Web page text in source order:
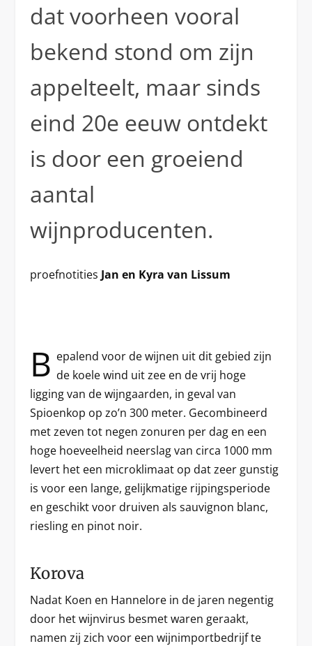
dat voorheen vooral
bekend stond om zijn
appelteelt, maar sinds
eind 20e eeuw ontdekt
is door een groeiend
aantal
wijnproducenten.
proefnotities Jan en Kyra van Lissum
B epalend voor de wijnen uit dit gebied zijn
de koele wind uit zee en de vrij hoge
ligging van de wijngaarden, in geval van
Spioenkop op zo’n 300 meter. Gecombineerd
met zeven tot negen zonuren per dag en een
hoge hoeveelheid neerslag van circa 1000 mm
levert het een microklimaat op dat zeer gunstig
is voor een lange, gelijkmatige rijpingsperiode
en geschikt voor druiven als sauvignon blanc,
riesling en pinot noir.
Korova
Nadat Koen en Hannelore in de jaren negentig
door het wijnvirus besmet waren geraakt,
namen zij zich voor een wijnimportbedrijf te